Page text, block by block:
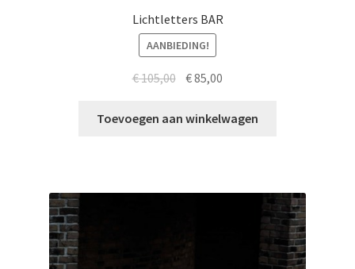
Lichtletters BAR
AANBIEDING!
€105,00 Oorspronkelijke
was:
€85,00
is:
Toevoegen aan winkelwagen